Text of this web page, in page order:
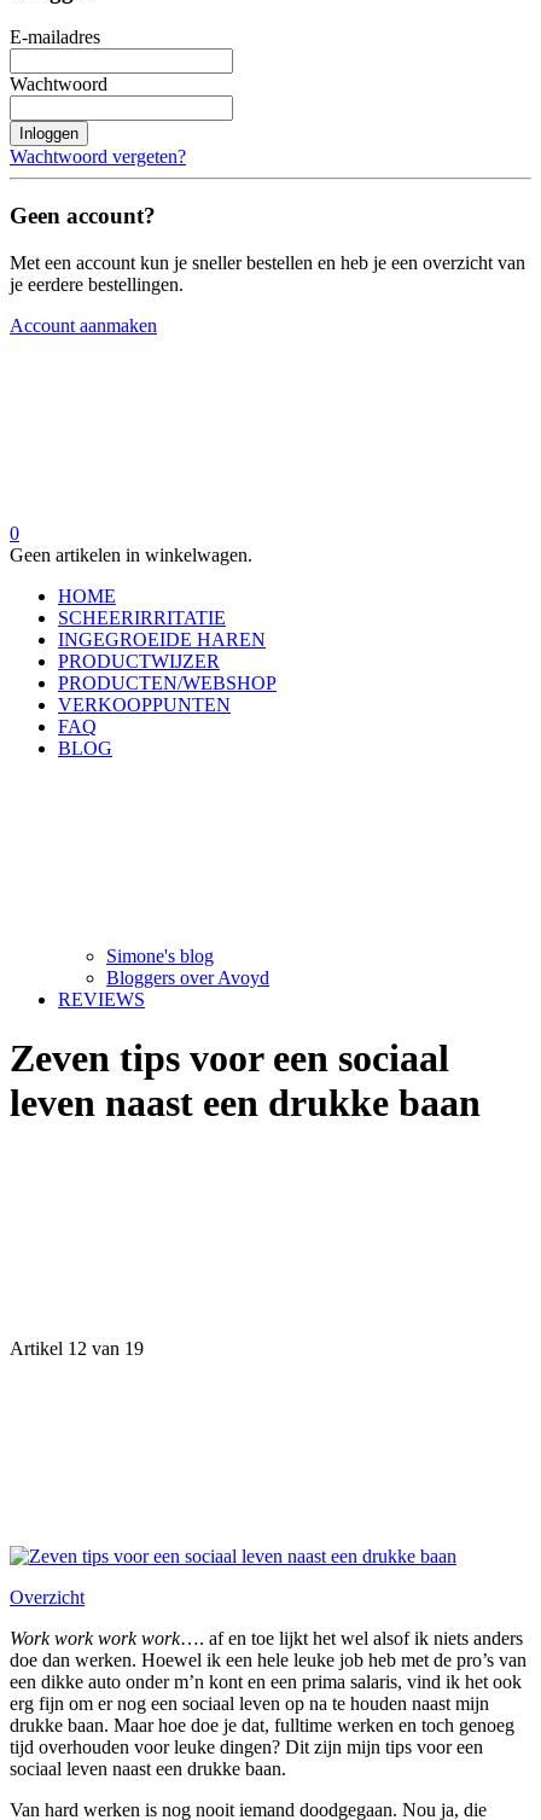
E-mailadres
Wachtwoord
Inloggen
Wachtwoord vergeten?
Geen account?
Met een account kun je sneller bestellen en heb je een overzicht van
je eerdere bestellingen.
Account aanmaken
0
Geen artikelen in winkelwagen.
HOME
SCHEERIRRITATIE
INGEGROEIDE HAREN
PRODUCTWIJZER
PRODUCTEN/WEBSHOP
VERKOOPPUNTEN
FAQ
BLOG
Simone's blog
Bloggers over Avoyd
REVIEWS
Zeven tips voor een sociaal
leven naast een drukke baan
Artikel 12 van 19
Overzicht
Work work work work…. af en toe lijkt het wel alsof ik niets anders
doe dan werken. Hoewel ik een hele leuke job heb met de pro’s van
een dikke auto onder m’n kont en een prima salaris, vind ik het ook
erg fijn om er nog een sociaal leven op na te houden naast mijn
drukke baan. Maar hoe doe je dat, fulltime werken en toch genoeg
tijd overhouden voor leuke dingen? Dit zijn mijn tips voor een
sociaal leven naast een drukke baan.
Van hard werken is nog nooit iemand doodgegaan. Nou ja, die